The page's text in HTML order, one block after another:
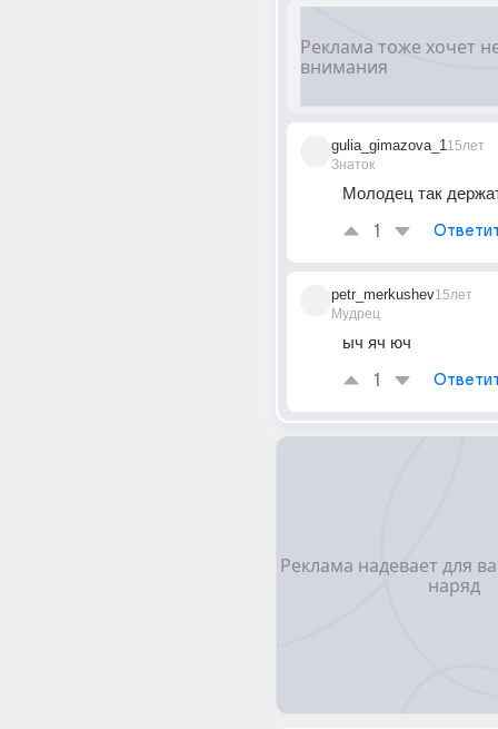
gulia_gimazova_1
Знаток
15лет
Молодец так
1
petr_merkushev
Мудрец
15лет
ыч яч юч
1